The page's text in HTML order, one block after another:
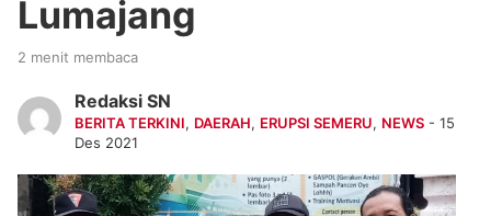
Lumajang
2 menit membaca
Redaksi SN
BERITA TERKINI, DAERAH, ERUPSI SEMERU, NEWS - 15
Des 2021